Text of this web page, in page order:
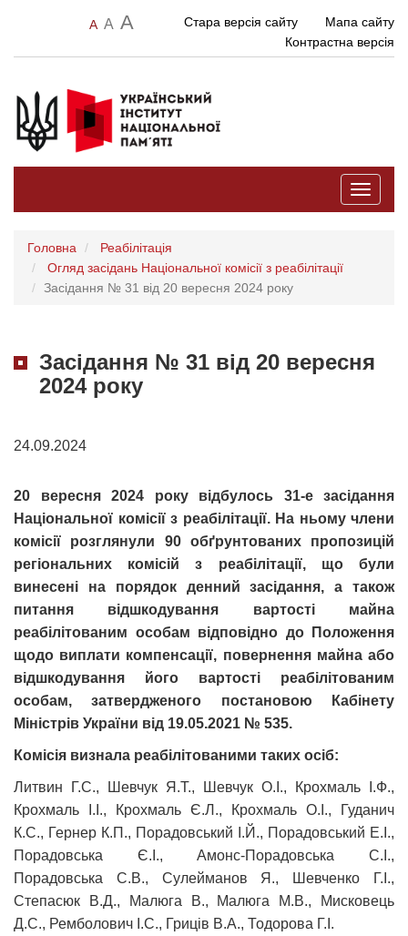
A A A Стара версія сайту
Мапа сайту
Контрастна версія
Toggle
Головна
Реабілітація
Огляд засідань Національної комісії з реабілітації
Засідання № 31 від 20 вересня 2024 року
Засідання № 31 від 20 вересня
2024 року
24.09.2024
20 вересня 2024 року відбулось 31-е засідання
Національної комісії з реабілітації. На ньому члени
комісії розглянули 90 обґрунтованих пропозицій
регіональних комісій з реабілітації, що були
винесені на порядок денний засідання, а також
питання відшкодування вартості майна
реабілітованим особам відповідно до Положення
щодо виплати компенсації, повернення майна або
відшкодування його вартості реабілітованим
особам, затвердженого постановою Кабінету
Міністрів України від 19.05.2021 № 535.
Комісія визнала реабілітованими таких осіб:
Литвин Г.С., Шевчук Я.Т., Шевчук О.І., Крохмаль І.Ф.,
Крохмаль І.І., Крохмаль Є.Л., Крохмаль О.І., Гуданич
К.С., Гернер К.П., Порадовський І.Й., Порадовський Е.І.,
Порадовська Є.І., Амонс-Порадовська С.І.,
Порадовська С.В., Сулейманов Я., Шевченко Г.І.,
Степасюк В.Д., Малюга В., Малюга М.В., Мисковець
Д.С., Ремболович І.С., Гриців В.А., Тодорова Г.І.